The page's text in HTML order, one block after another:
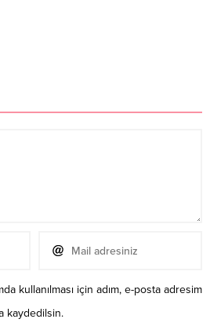
kullanılması için adım, e-posta adresim
kaydedilsin.